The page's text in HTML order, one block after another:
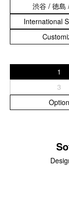
財
便
ス
iPhone16 Pro／
渋谷 / 徳島
International
1
3
Option